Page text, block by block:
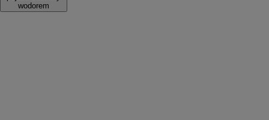
wodorem